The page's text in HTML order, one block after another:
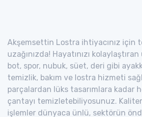
Akşemsettin Lostra ihtiyacınız için
uzağınızda! Hayatınızı
bot, spor, nubuk, süet, deri gibi
temizlik, bakım ve lostra hizmeti
parçalardan lüks tasarımlara kadar
çantayı temizletebiliyosunuz.
işlemler dünyaca ünlü, sektörün